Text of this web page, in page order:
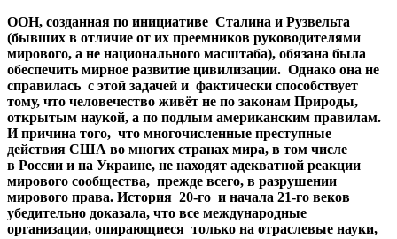
ООН, созданная по инициативе Сталина и Рузвельта
(бывших в отличие от их преемников руководителями
мирового, а не национального масштаба), обязана была
обеспечить мирное развитие цивилизации. Однако она не
справилась с этой задачей и фактически способствует
тому, что человечество живёт не по законам Природы,
открытым наукой, а по подлым американским правилам.
И причина того, что многочисленные преступные
действия США во многих странах мира, в том числе
в России и на Украине, не находят адекватной реакции
мирового сообщества, прежде всего, в разрушении
мирового права. История 20-го и начала 21-го веков
убедительно доказала, что все международные
организации, опирающиеся только на отраслевые науки,